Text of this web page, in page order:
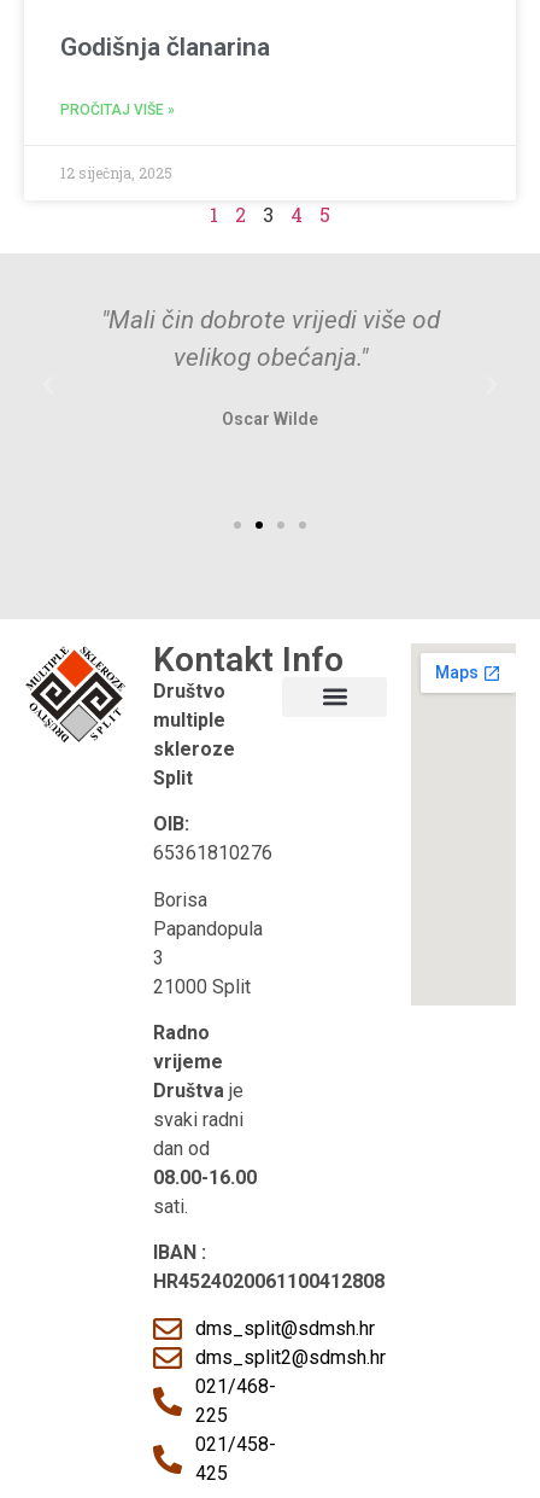
Godišnja članarina
PROČITAJ VIŠE »
12 siječnja, 2025
1 2 3 4 5
"Mali čin dobrote vrijedi više od
velikog obećanja."
Oscar Wilde
Kontakt
Društvo
multiple
skleroze
Split
OIB:
65361810276
Borisa
Papandopula
3
21000 Split
Radno
vrijeme
Društva je
svaki radni
dan od
08.00-16.00
sati.
IBAN :
HR4524020061100412808
dms_split@sdmsh.hr
dms_split2@sdmsh.hr
021/468-
225
021/458-
425
Info